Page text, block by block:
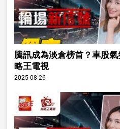
騰訊成為淡倉榜首？車股
略王電視
2025-08-26